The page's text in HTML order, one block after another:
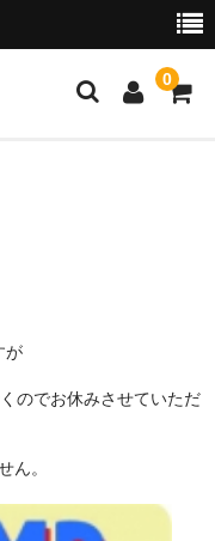
0
が
のでお休みさせていただ
ん。